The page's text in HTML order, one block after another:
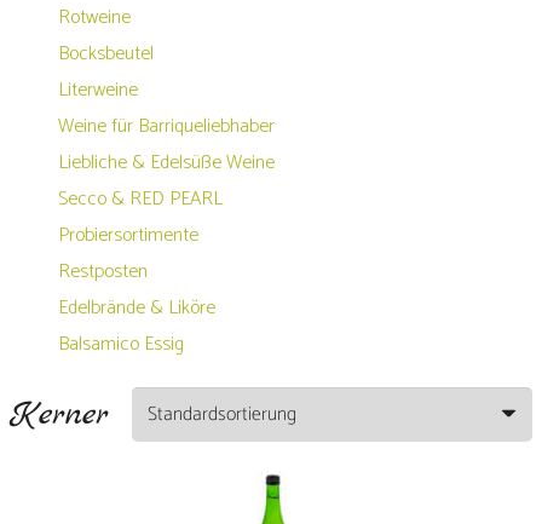
Rotweine
Bocksbeutel
Literweine
Weine für Barriqueliebhaber
Liebliche & Edelsüße Weine
Secco & RED PEARL
Probiersortimente
Restposten
Edelbrände & Liköre
Balsamico Essig
Kerner